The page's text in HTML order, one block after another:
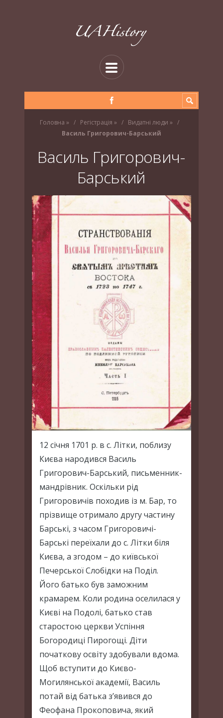
Головна » Регістрація » Видатні люди »
Василь Григорович-Барський
Василь Григорович-
Барський
12 січня 1701 р. в с. Літки, поблизу
Києва народився Василь
Григорович-Барський, письменник-
мандрівник. Оскільки рід
Григоровичів походив із м. Бар, то
прізвище отримало другу частину
Барські, з часом Григоровичі-
Барські переїхали до с. Літки біля
Києва, а згодом – до київської
Печерської Слобідки на Поділ.
Його батько був заможним
крамарем. Коли родина оселилася у
Києві на Подолі, батько став
старостою церкви Успіння
Богородиці Пирогощі. Діти
початкову освіту здобували вдома.
Щоб вступити до Києво-
Могилянської академії, Василь
потай від батька з’явився до
Феофана Прокоповича, який